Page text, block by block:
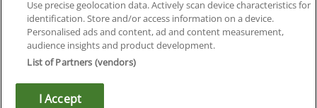
Política de Cookies
Canal Ético
¡Síguenos!
identification. Store and/or access information on a device.
Personalised ads and content, ad and content measurement,
audience insights and product development.
List of Partners (vendors)